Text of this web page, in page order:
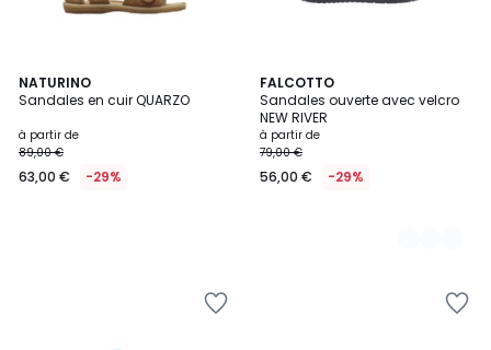
NATURINO
Sandales en cuir QUARZO
à partir de
89,00 €
63,00 € -29%
FALCOTTO
Sandales ouverte avec velcro
NEW RIVER
à partir de
79,00 €
56,00 € -29%
3
Couleurs